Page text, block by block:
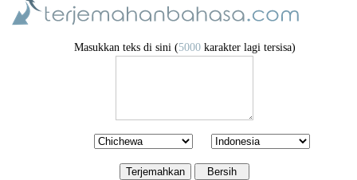
Masukkan teks di sini (5000karakter lagi tersisa)